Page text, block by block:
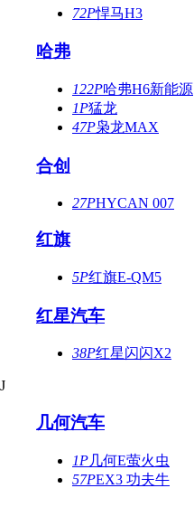
72P悍马H3
哈弗
122P哈弗H6新能源
1P猛龙
47P枭龙MAX
合创
27PHYCAN 007
红旗
5P红旗E-QM5
红星汽车
38P红星闪闪X2
J
几何汽车
1P几何E萤火虫
57PEX3 功夫牛